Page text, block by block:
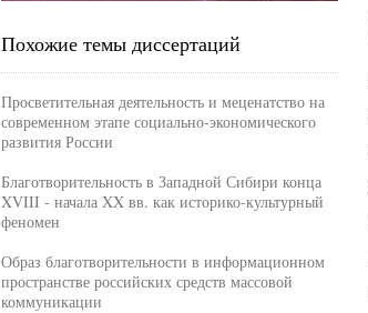
Похожие темы диссертаций
Просветительная деятельность и меценатство на
современном этапе социально-экономического
развития России
Благотворительность в Западной Сибири конца
XVIII - начала XX вв. как историко-культурный
феномен
Образ благотворительности в информационном
пространстве российских средств массовой
коммуникации